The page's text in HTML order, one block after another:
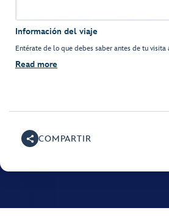
Información del viaje
Entérate de lo que debes saber antes de tu visita
Read more
COMPARTIR